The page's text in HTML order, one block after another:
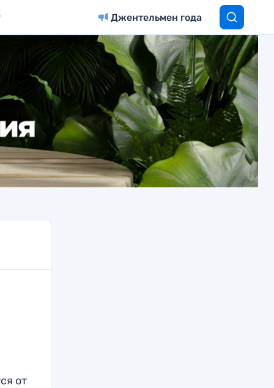
Джентельмен года
от